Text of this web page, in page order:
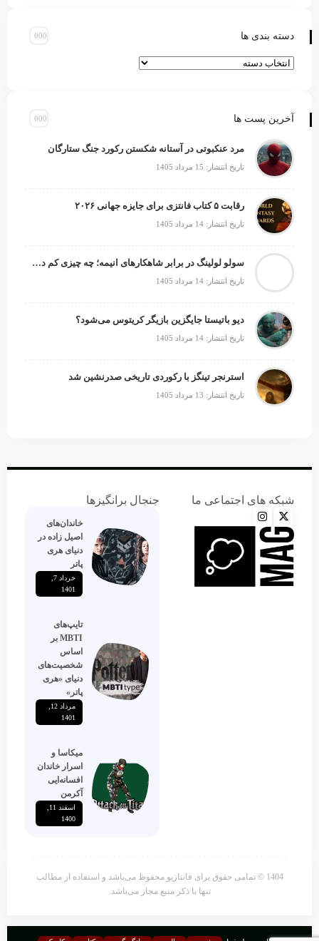
دسته بندی ها
آخرین پست ها
مرد عنکبوتی در آستانه شکستن رکورد جنگ ستارگان
تاریخ انتشار: 15 مرداد 1405
رقابت ۵ کتاب فانتزی برای جایزه جهانی ۲۰۲۶
تاریخ انتشار: 14 مرداد 1405
سولو لولینگ در برابر شاهکارهای انیمه؛ چه چیزی کم دارد؟
تاریخ انتشار: 14 مرداد 1405
دیو باتیستا جایگزین بازیگر کریتوس می‌شود؟
تاریخ انتشار: 14 مرداد 1405
استرنجر تینگز با رکوردی تاریخی صدرنشین شد
تاریخ انتشار: 13 مرداد 1405
شبکه های اجتماعی ما جنجال برانگیزها
خاندان‌های
اصیل زاده‌ در
دنیای هری
پاتر
1401
تایپ‌های
MBTI بر
اساس
شخصیت‌های
دنیای «هری
پاتر»
1401
میکاسا و
اسرار خاندان
افسانه‌ایی
آکرمن
1400
1404 © تمامی حقوق برای فانتازیو محفوظ می‌باشد و استفاده از مطالب
تنها با ذکر منبع مجاز می‌باشد.